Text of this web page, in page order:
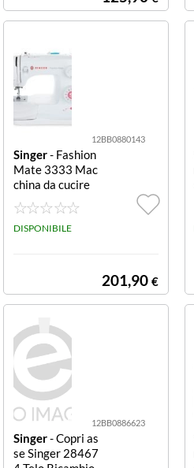
12BB0880143
Singer- Fashion
Mate 3333 Mac
china da cucire
meccanica Fashi
on Mate 3333
DISPONIBILE
201,90 €
12BB0886623
Singer- Copri as
se Singer 28467